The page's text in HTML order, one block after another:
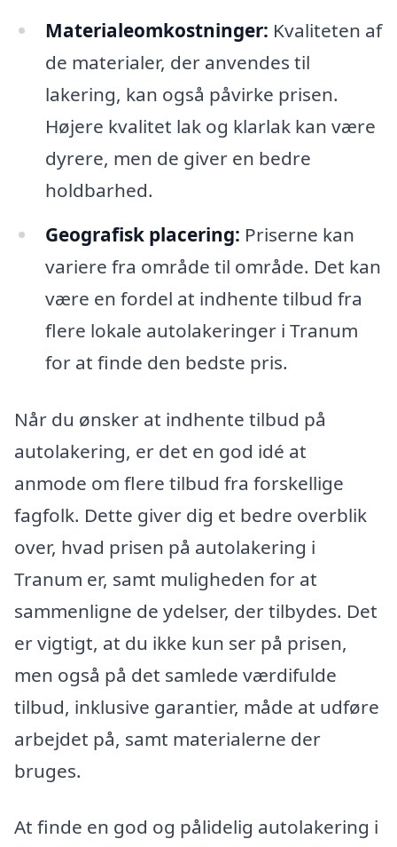
Materialeomkostninger: Kvaliteten af
de materialer, der anvendes til
lakering, kan også påvirke prisen.
Højere kvalitet lak og klarlak kan være
dyrere, men de giver en bedre
holdbarhed.
Geografisk placering: Priserne kan
variere fra område til område. Det kan
være en fordel at indhente tilbud fra
flere lokale autolakeringer i Tranum
for at finde den bedste pris.
Når du ønsker at indhente tilbud på
autolakering, er det en god idé at
anmode om flere tilbud fra forskellige
fagfolk. Dette giver dig et bedre overblik
over, hvad prisen på autolakering i
Tranum er, samt muligheden for at
sammenligne de ydelser, der tilbydes. Det
er vigtigt, at du ikke kun ser på prisen,
men også på det samlede værdifulde
tilbud, inklusive garantier, måde at udføre
arbejdet på, samt materialerne der
bruges.
At finde en god og pålidelig autolakering i